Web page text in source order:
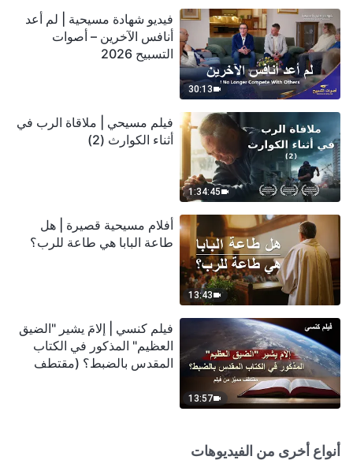
30:13
فيديو شهادة مسيحية | لم أعد
أنافس الآخرين – أصوات
التسبيح 2026
1:34:45
فيلم مسيحي | ملاقاة الرب في
أثناء الكوارث (2)
13:43
أفلام مسيحية قصيرة | هل
طاعة البابا هي طاعة للرب؟
13:57
فيلم كنسي | إلامَ يشير "الضيق
العظيم" المذكور في الكتاب
المقدس بالضبط؟ (مقتطف
أنواع أخرى من الفيديوهات